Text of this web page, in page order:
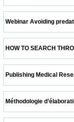
Webinar Avoiding
HOW TO SEARCH
Publishing Medical
Méthodologie